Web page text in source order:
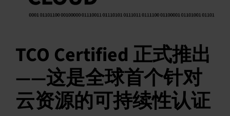
通讯
我的账户
搜索
中文 (简体)
TCO Certified 正式推出
——这是全球首个针对
云资源的可持续性认证